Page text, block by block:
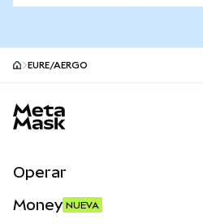
EURE/AERGO
Operar
Money NUEVA